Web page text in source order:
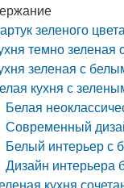
зеленого
темно зеленая
зеленая с
кухня с
Белая
Современный
Белый интерьер с
Дизайн интерьера